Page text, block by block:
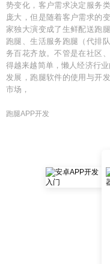
势变化，客户需求决定服务
庞大，但是随着客户需求的
家独大演变成了生鲜配送跑
跑腿、生活服务跑腿（代排
务百花齐放。不管是在社区
得越来越简单，懒人经济行
发展，跑腿软件的使用与开
市场，
跑腿APP开发